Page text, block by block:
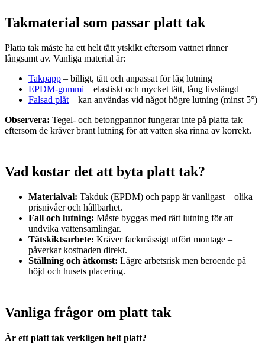
Takmaterial som passar platt tak
Platta tak måste ha ett helt tätt ytskikt eftersom vattnet rinner
långsamt av. Vanliga material är:
Takpapp – billigt, tätt och anpassat för låg lutning
EPDM-gummi – elastiskt och mycket tätt, lång livslängd
Falsad plåt – kan användas vid något högre lutning (minst 5°)
Observera: Tegel- och betongpannor fungerar inte på platta tak
eftersom de kräver brant lutning för att vatten ska rinna av korrekt.
Vad kostar det att byta platt tak?
Materialval: Takduk (EPDM) och papp är vanligast – olika
prisnivåer och hållbarhet.
Fall och lutning: Måste byggas med rätt lutning för att
undvika vattensamlingar.
Tätskiktsarbete: Kräver fackmässigt utfört montage –
påverkar kostnaden direkt.
Ställning och åtkomst: Lägre arbetsrisk men beroende på
höjd och husets placering.
Vanliga frågor om platt tak
Är ett platt tak verkligen helt platt?